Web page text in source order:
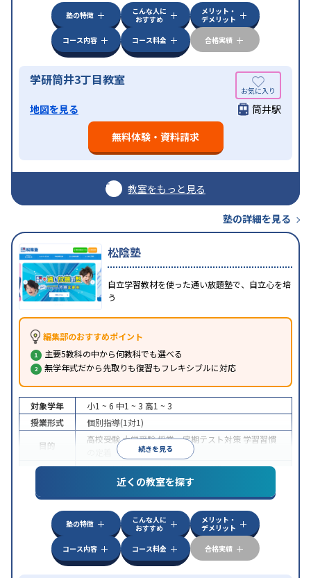
塾の特徴
こんな人に
おすすめ
メリット・
デメリット
コース内容
コース料金 合格実績
学研筒井3丁目教室
地図を見る
筒井駅
無料体験・資料請求
教室をもっと見る
塾の詳細を見る
松陰塾
自立学習教材を使った通い放題塾で、自立心を培
う
編集部のおすすめポイント
主要5教科の中から何教科でも選べる
無学年式だから先取りも復習もフレキシブルに対応
続きを見る
対象学年 小1 ~ 6 中1 ~ 3 高1 ~ 3
授業形式
個別指導(1対1)
目的
高校受験大学受験授業・定期テスト対策 学習習慣
特徴
授業の振替可能季節講習のみの受講可
近くの教室を探す
塾の特徴
こんな人に
おすすめ
メリット・
デメリット
コース内容
コース料金 合格実績